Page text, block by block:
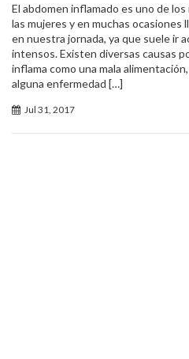
El abdomen inflamado es uno de
las mujeres y en muchas ocasiones
en nuestra jornada, ya que suele ir
intensos. Existen diversas causas
inflama como una mala
alguna enfermedad […]
Jul 31, 2017